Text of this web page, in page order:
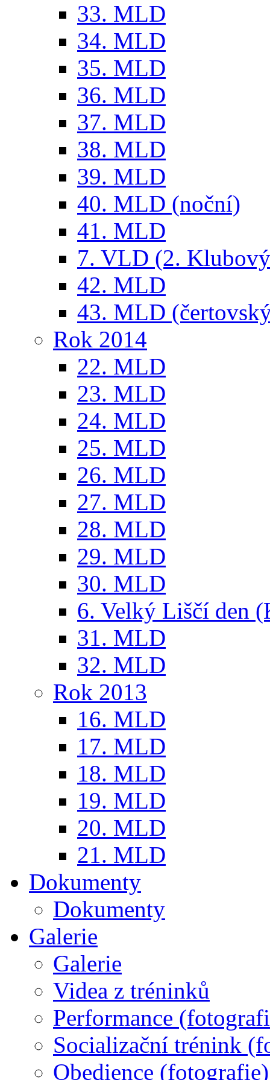
33. MLD
34. MLD
35. MLD
36. MLD
37. MLD
38. MLD
39. MLD
40. MLD (noční)
41. MLD
7. VLD (2.
42. MLD
43. MLD
Rok 2014
22. MLD
23. MLD
24. MLD
25. MLD
26. MLD
27. MLD
28. MLD
29. MLD
30. MLD
6. Velký Liščí den
31. MLD
32. MLD
Rok 2013
16. MLD
17. MLD
18. MLD
19. MLD
20. MLD
21. MLD
Dokumenty
Dokumenty
Galerie
Galerie
Videa z tréninků
Performance
Socializační trénink
Obedience (fotografie)